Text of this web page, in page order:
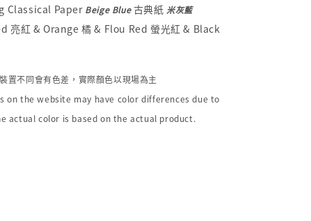
Classical Paper Beige Blue古典紙米灰藍
亮紅 & Orange 橘 & Flou Red 螢光紅 & Black
置不同會有色差，實際顏色以現場為主
on the website may have color differences due to
actual color is based on the actual product.